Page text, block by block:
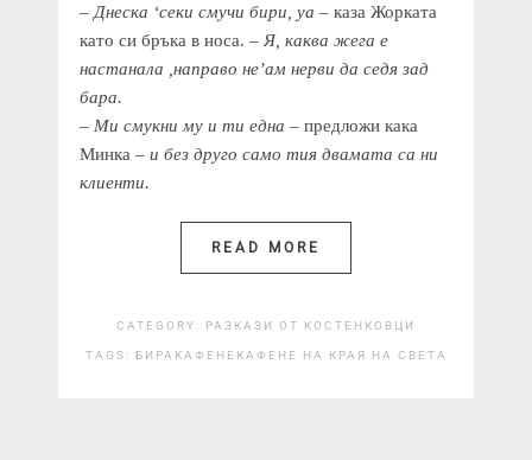
– Днеска ‘секи смучи бири, уа – каза Жорката
като си бръка в носа. – Я, каква жега е
настанала ,направо не’ам нерви да седя зад
бара.
– Ми смукни му и ти една – предложи кака
Минка – и без друго само тия двамата са ни
клиенти.
READ MORE
CATEGORY: РАЗКАЗИ ОТ КОСТЕНКОВЦИ
TAGS: БИРА КАФЕНЕ КАФЕНЕ НА КРАЯ НА СВЕТА